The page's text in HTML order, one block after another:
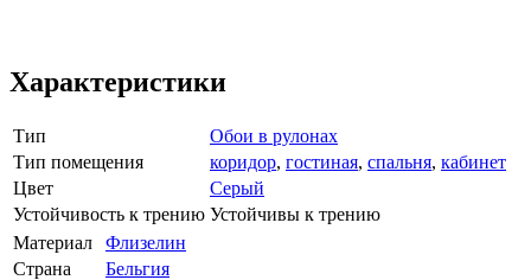
Характеристики
Тип
Обои в рулонах
Тип помещения
коридор, гостиная, спальня, кабинет
Цвет
Серый
Устойчивость к трению Устойчивы к трению
Материал
Флизелин
Страна
Бельгия